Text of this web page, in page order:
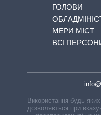
ГОЛОВИ
МЕРИ МІСТ
ВСІ
Використання будь-яких
дозволяється при